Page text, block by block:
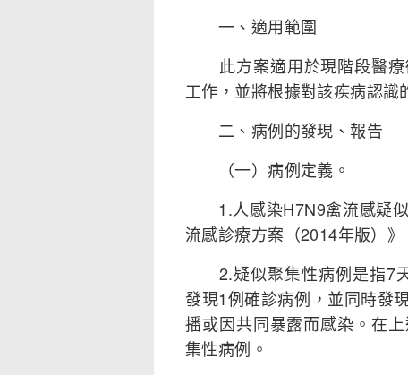
一、適用範圍
此方案適用於現階段醫療
工作，並將根據對該疾病認識
二、病例的發現、報告
（一）病例定義。
1.人感染H7N9禽流感疑似
流感診療方案（2014年版）
2.疑似聚集性病例是指7天
發現1例確診病例，並同時發
播或因共同暴露而感染。在
集性病例。